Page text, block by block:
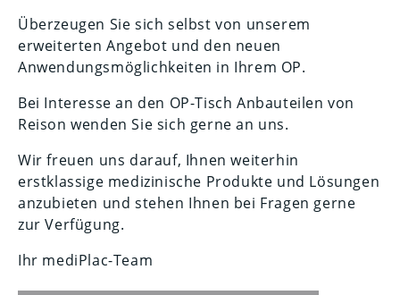
Überzeugen Sie sich selbst von unserem
erweiterten Angebot und den neuen
Anwendungsmöglichkeiten in Ihrem OP.
Bei Interesse an den OP-Tisch Anbauteilen von
Reison wenden Sie sich gerne an uns.
Wir freuen uns darauf, Ihnen weiterhin
erstklassige medizinische Produkte und Lösungen
anzubieten und stehen Ihnen bei Fragen gerne
zur Verfügung.
Ihr mediPlac-Team